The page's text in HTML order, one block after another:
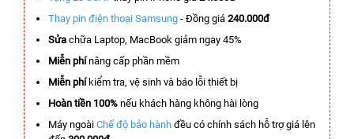
Thay pin điện thoại Samsung - Đồng giá 240.000đ
Sửa chữa Laptop, MacBook giảm ngay 45%
Miễn phínâng cấp phần mềm
Miễn phíkiểm tra, vệ sinh và báo lỗi thiết bị
Hoàn tiền 100% nếu khách hàng không hài lòng
Máy ngoài Chế độ bảo hành đều có chính sách hỗ trợ giá lên